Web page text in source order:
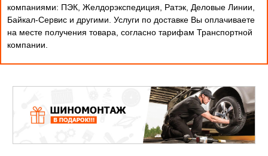
компаниями: ПЭК, Желдорэкспедиция, Ратэк, Деловые Линии,
Байкал-Сервис и другими. Услуги по доставке Вы оплачиваете
на месте получения товара, согласно тарифам Транспортной
компании.